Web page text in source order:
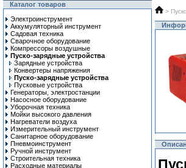
Каталог товаров
Электроинструмент
Аккумуляторный инструмент
Садовая техника
Сварочное оборудование
Компрессоры воздушные
Пуско-зарядные устройства
Зарядные устройства
Конвертеры напряжения
Пуско-зарядные устройства
Пусковые устройства
Генераторы, электростанции
Насосное оборудование
Уборочная техника
Мойки высокого давления
Нагреватели воздуха
Измерительный инструмент
Санитарное оборудование
Пневмоинструмент
Ручной инcтрумент
Строительная техника
Расходные материалы
>